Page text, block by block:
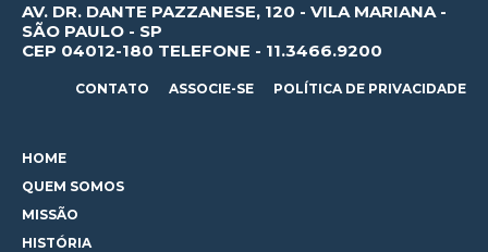
AV. DR. DANTE PAZZANESE, 120 - VILA MARIANA -
SÃO PAULO - SP
CEP 04012-180 TELEFONE - 11.3466.9200
CONTATO ASSOCIE-SE POLÍTICA DE PRIVACIDADE
HOME
QUEM SOMOS
MISSÃO
HISTÓRIA